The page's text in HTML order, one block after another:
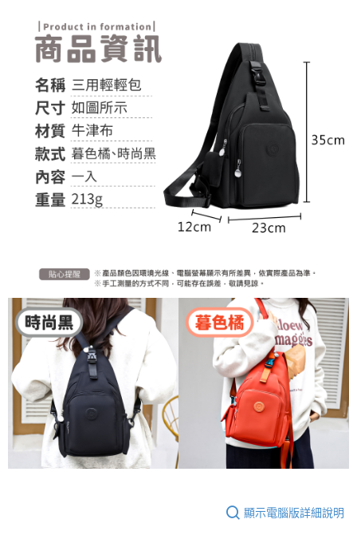
【注意事項】
１．透過由恩沛科技股份有限公司提供之「AFTEE先享後付」服務完成之交
易，需依本服務之必要範圍內提供個人資料，並將交易相關給付款項請求債
２．關於個人資料處理事宜，請瀏覽以下網址：
https://aftee.tw/terms/#terms3
３．未成年的使用者請事先徵得法定代理人或監護人之同意方可使用
「AFTEE先享後付」，若未經同意申辦者引起之損失，本公司不負相關責
任。
４．使用「AFTEE先享後付」時，將依據個別帳號之用戶狀況，依本公司即
時審查核予不同之上限額度；若仍有額度不足之情形，本公司將視審查結果
請求用戶進行身份認證。
５．嚴禁一人註冊多個帳號或使用他人資訊註冊。若發現惡意使用之情形，
恩沛科技股份有限公司將有權停止該用戶之使用額度並採取法律行動。
每筆NT$65，滿NT$99(含以上)免運費
顯示電腦版詳細說明